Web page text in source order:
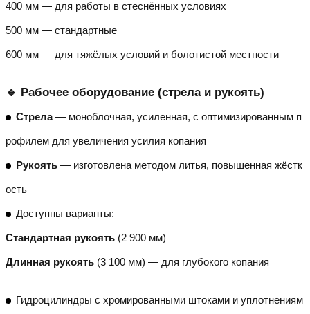
400 мм — для работы в стеснённых условиях
500 мм — стандартные
600 мм — для тяжёлых условий и болотистой местности
🔹 Рабочее оборудование (стрела и рукоять)
Стрела— моноблочная, усиленная, с оптимизированным п
рофилем для увеличения усилия копания
Рукоять — изготовлена методом литья, повышенная жёстк
ость
Доступны варианты:
Стандартная рукоять (2 900 мм)
Длинная рукоять (3 100 мм) — для глубокого копания
Гидроцилиндры с хромированными штоками и уплотнениям